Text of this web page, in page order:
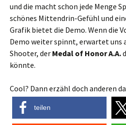
und die macht schon jede Menge
schönes Mittendrin-Gefühl und
Grafik bietet die Demo. Wenn die
Demo weiter spinnt, erwartet uns
Shooter, der Medal of Honor A.A.
könnte.
Cool? Dann erzähl doch anderen
teilen